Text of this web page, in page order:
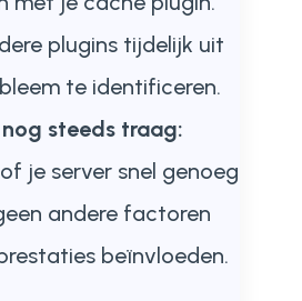
plugins tijdelijk uit
te identificeren.
steeds traag:
je server snel genoeg
andere factoren
beïnvloeden.